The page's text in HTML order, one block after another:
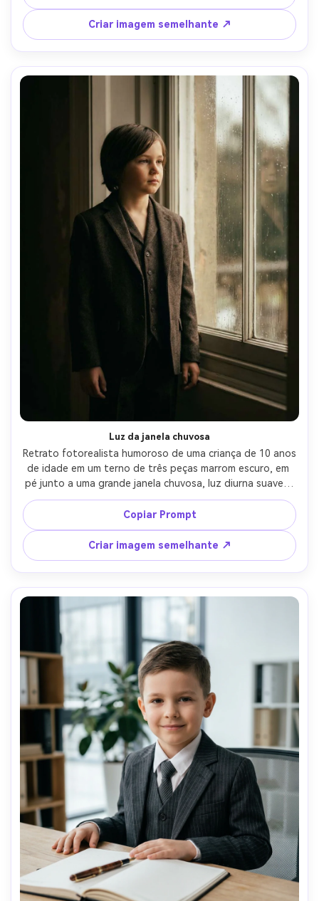
corpo inteiro, tons cinematográficos quentes, sorriso
sincero natural, textura detalhada de tecido e folhas,
profundidade de campo rasa-AR 4:5
Criar imagem semelhante ↗
Luz da janela chuvosa
Retrato fotorealista humoroso de uma criança de 10 anos
de idade em um terno de três peças marrom escuro, em
pé junto a uma grande janela chuvosa, luz diurna suave e
difusa, reflexos sutis no vidro, tirado em Sony A7IV, 85mm
f/1.4, close-up a corte média, expressão calma,
destaques realistas da pele, classificação de cores
cinematográficas, humor editorial-AR 4:5
Copiar Prompt
Criar imagem semelhante ↗